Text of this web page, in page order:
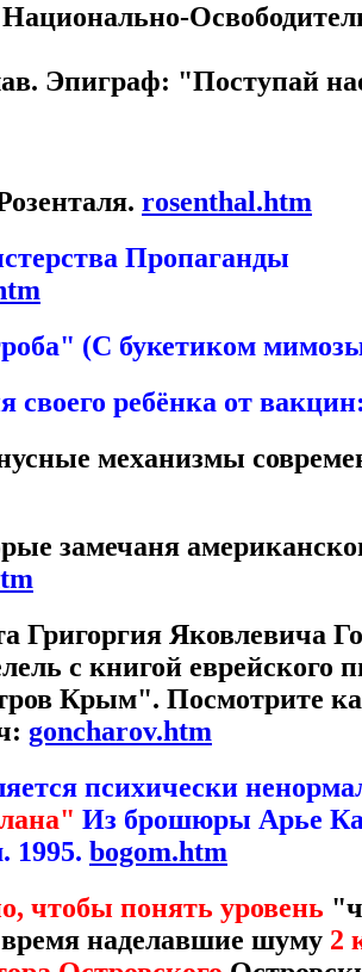
Эпиграф: "Поступай
rosenthal.htm
Пропаганды
(С букетиком
ребёнка от вакцин:
механизмы
замечаня
Григоргия Яковлевича
с книгой еврейского
Крым". Посмотрите
goncharov.htm
психически
Из брошюры Арье
1995. bogom.htm
чтобы понять уровень
время наделавшие шуму 2